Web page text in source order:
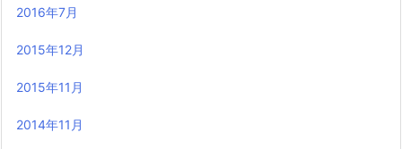
2016年7月
2015年12月
2015年11月
2014年11月